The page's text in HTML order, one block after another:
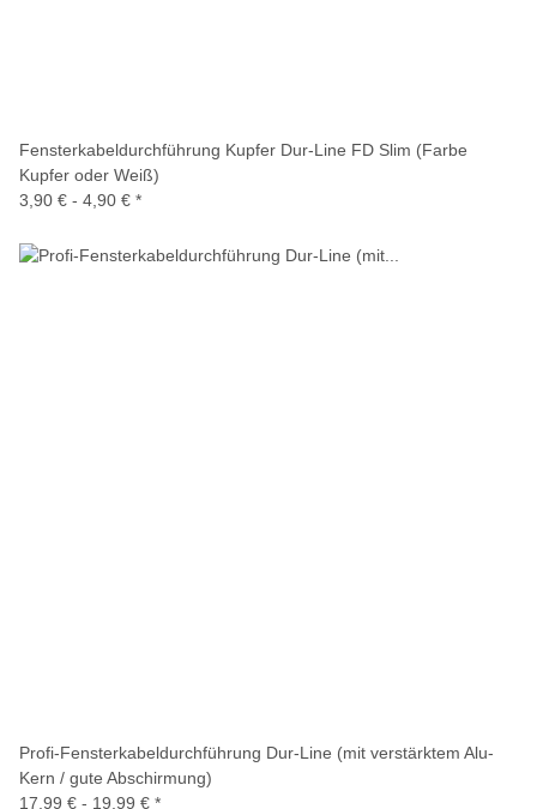
Fensterkabeldurchführung Kupfer Dur-Line FD Slim (Farbe
Kupfer oder Weiß)
3,90 € - 4,90 € *
Profi-Fensterkabeldurchführung Dur-Line (mit verstärktem Alu-
Kern / gute Abschirmung)
17,99 € - 19,99 € *